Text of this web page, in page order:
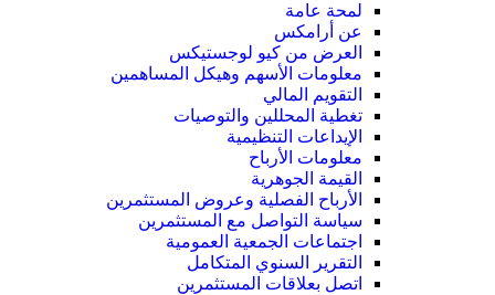
لمحة عامة
عن أرامكس
العرض من كيو لوجستيكس
معلومات الأسهم وهيكل المساهمين
التقويم المالي
تغطية المحللين والتوصيات
الإيداعات التنظيمية
معلومات الأرباح
القيمة الجوهرية
الأرباح الفصلية وعروض المستثمرين
سياسة التواصل مع المستثمرين
اجتماعات الجمعية العمومیة
التقرير السنوي المتكامل
اتصل بعلاقات المستثمرين